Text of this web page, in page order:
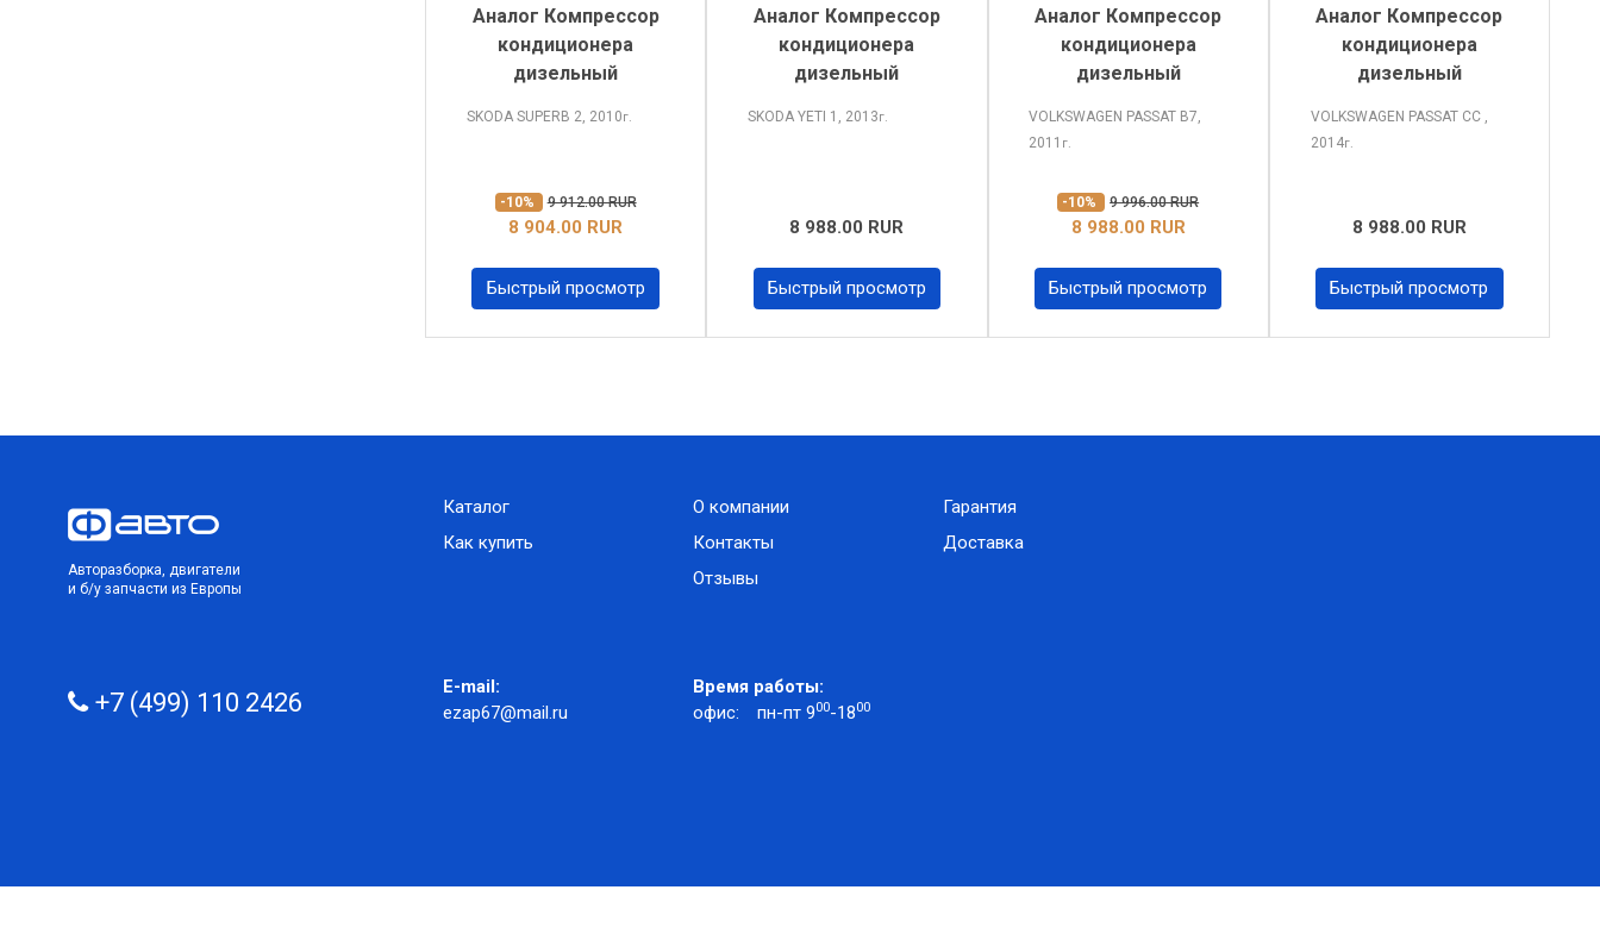
Аналог Компрессор
кондиционера
дизельный
SKODA SUPERB 2, 2010г.
-10% 9 912.00 RUR
8 904.00 RUR
Быстрый просмотр
Аналог Компрессор
кондиционера
дизельный
SKODA YETI 1, 2013г.
8 988.00 RUR
Быстрый просмотр
Аналог Компрессор
кондиционера
дизельный
VOLKSWAGEN PASSAT B7,
2011 г.
-10% 9 996.00 RUR
8 988.00 RUR
Быстрый просмотр
Аналог Компрессор
кондиционера
дизельный
VOLKSWAGEN PASSAT CC
2014г.
8 988.00 RUR
Быстрый просмотр
Авторазборка, двигатели
и б/у запчасти из Европы
Каталог
Как купить
О компании
Контакты
Отзывы
Гарантия
Доставка
+7 (499) 110 2426
E-mail:
ezap67@mail.ru
Время работы:
офис:
пн-пт 900-1800